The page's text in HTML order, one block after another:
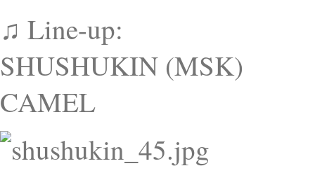
♫ Line-up:
SHUSHUKIN (MSK)
CAMEL